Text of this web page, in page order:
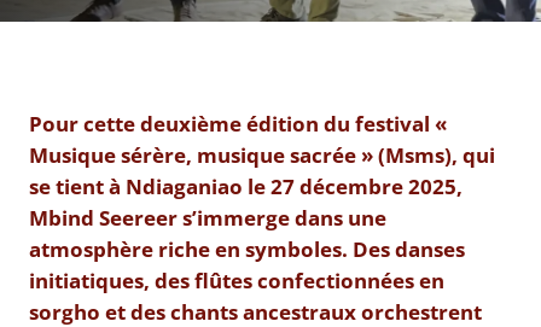
Pour cette deuxième édition du festival «
Musique sérère, musique sacrée » (Msms), qui
se tient à Ndiaganiao le 27 décembre 2025,
Mbind Seereer s’immerge dans une
atmosphère riche en symboles. Des danses
initiatiques, des flûtes confectionnées en
sorgho et des chants ancestraux orchestrent